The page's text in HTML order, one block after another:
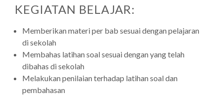
KEGIATAN BELAJAR:
Memberikan materi per bab sesuai dengan pelajaran
di sekolah
Membahas latihan soal sesuai dengan yang telah
dibahas di sekolah
Melakukan penilaian terhadap latihan soal dan
pembahasan